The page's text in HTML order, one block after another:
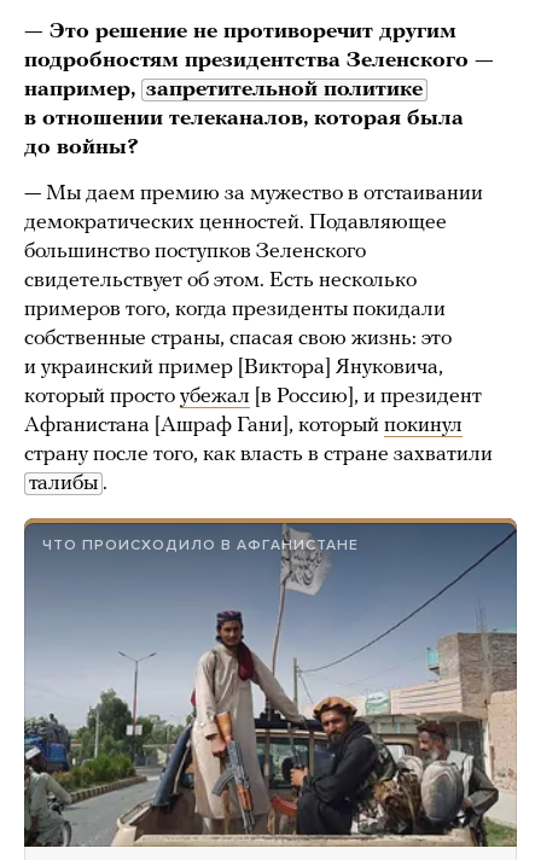
— Это решение не противоречит другим
подробностям президентства Зеленского —
например, запретительной политике
в отношении телеканалов, которая была
до войны?
— Мы даем премию за мужество в отстаивании
демократических ценностей. Подавляющее
большинство поступков Зеленского
свидетельствует об этом. Есть несколько
примеров того, когда президенты покидали
собственные страны, спасая свою жизнь: это
и украинский пример [Виктора] Януковича,
который просто убежал [в Россию], и президент
Афганистана [Ашраф Гани], который покинул
страну после того, как власть в стране захватили
талибы .
ЧТО ПРОИСХОДИЛО В АФГАНИСТАНЕ